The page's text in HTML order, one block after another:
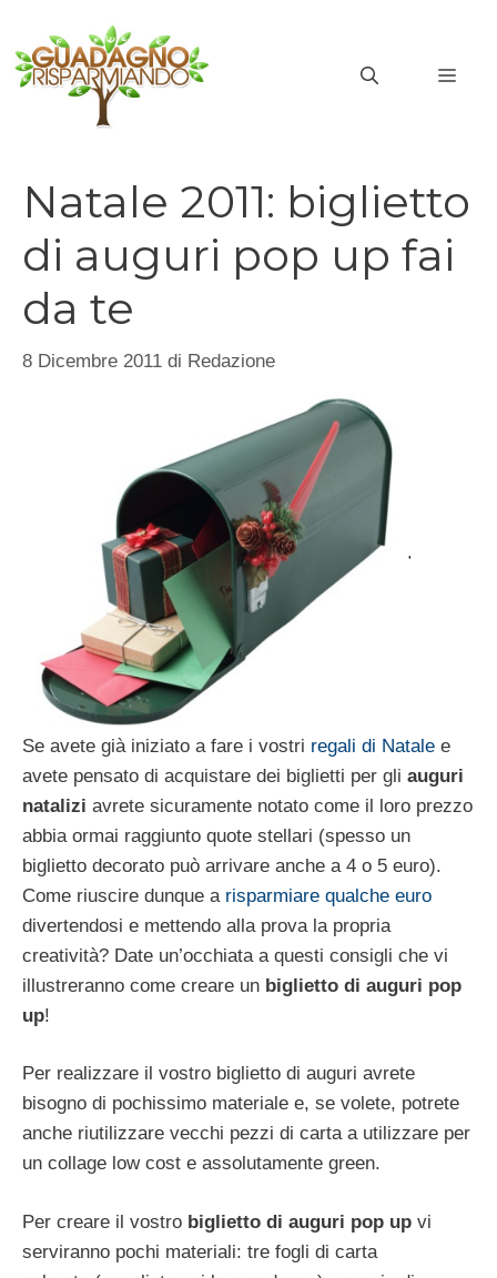
contenuto
Natale 2011: biglietto
di auguri pop up fai
da te
8 Dicembre 2011 di Redazione
Se avete già iniziato a fare i vostri regali di Natale e
avete pensato di acquistare dei biglietti per gli auguri
natalizi avrete sicuramente notato come il loro prezzo
abbia ormai raggiunto quote stellari (spesso un
biglietto decorato può arrivare anche a 4 o 5 euro).
Come riuscire dunque a risparmiare qualche euro
divertendosi e mettendo alla prova la propria
creatività? Date un’occhiata a questi consigli che vi
illustreranno come creare un biglietto di auguri pop
up!
Per realizzare il vostro biglietto di auguri avrete
bisogno di pochissimo materiale e, se volete, potrete
anche riutilizzare vecchi pezzi di carta a utilizzare per
un collage low cost e assolutamente green.
Per creare il vostro biglietto di auguri pop up vi
serviranno pochi materiali: tre fogli di carta